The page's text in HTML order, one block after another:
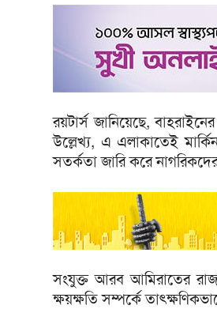
রয়টার্স জানিয়েছে,
উল্লেখ্য, এ এলাকাতেই
সতর্কতা জারি করে
সংযুক্ত আরব আমিরাতের
ক্ষয়ক্ষতি সম্পর্কে